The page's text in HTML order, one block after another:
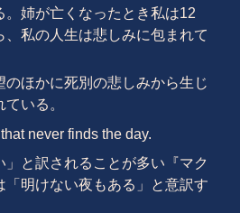
。姉が亡くなったとき私は12
、私の人生は悲しみに包まれて
のほかに死別の悲しみから生じ
いる。
never finds the day.
」と訳されることが多い『マク
「明けない夜もある」と意訳す